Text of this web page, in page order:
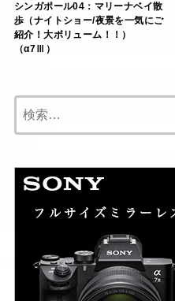
シンガポール04：マリーナベイ散
歩（ナイトショー/夜景を一気にご
紹介！大ボリューム！！）
（α7Ⅲ）